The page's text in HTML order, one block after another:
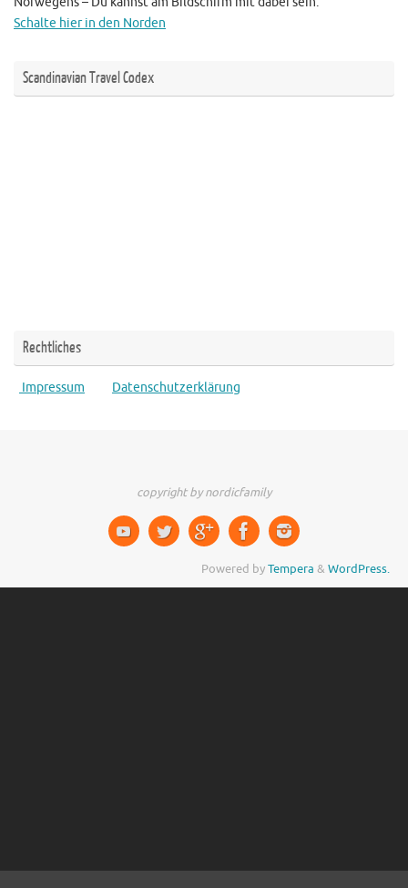
Schalte hier in den Norden
Scandinavian Travel Codex
Rechtliches
Impressum Datenschutzerklärung
copyright by nordicfamily
Powered byTempera & WordPress.